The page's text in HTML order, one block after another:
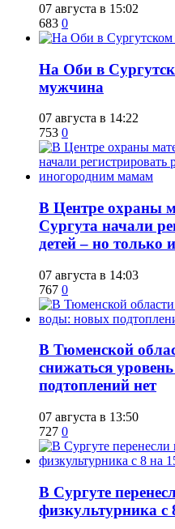
07 августа в 15:02
683 0
​На Оби в
мужчина
07 августа в 14:22
753 0
​В Центре охраны
Сургута начали
детей – но
07 августа в 14:03
767 0
​В Тюменской
снижаться
подтоплений нет
07 августа в 13:50
727 0
​В Сургуте
физкультурника с